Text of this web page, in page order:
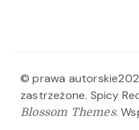
© prawa
zastrzeżone. Spicy
Blossom Themes.